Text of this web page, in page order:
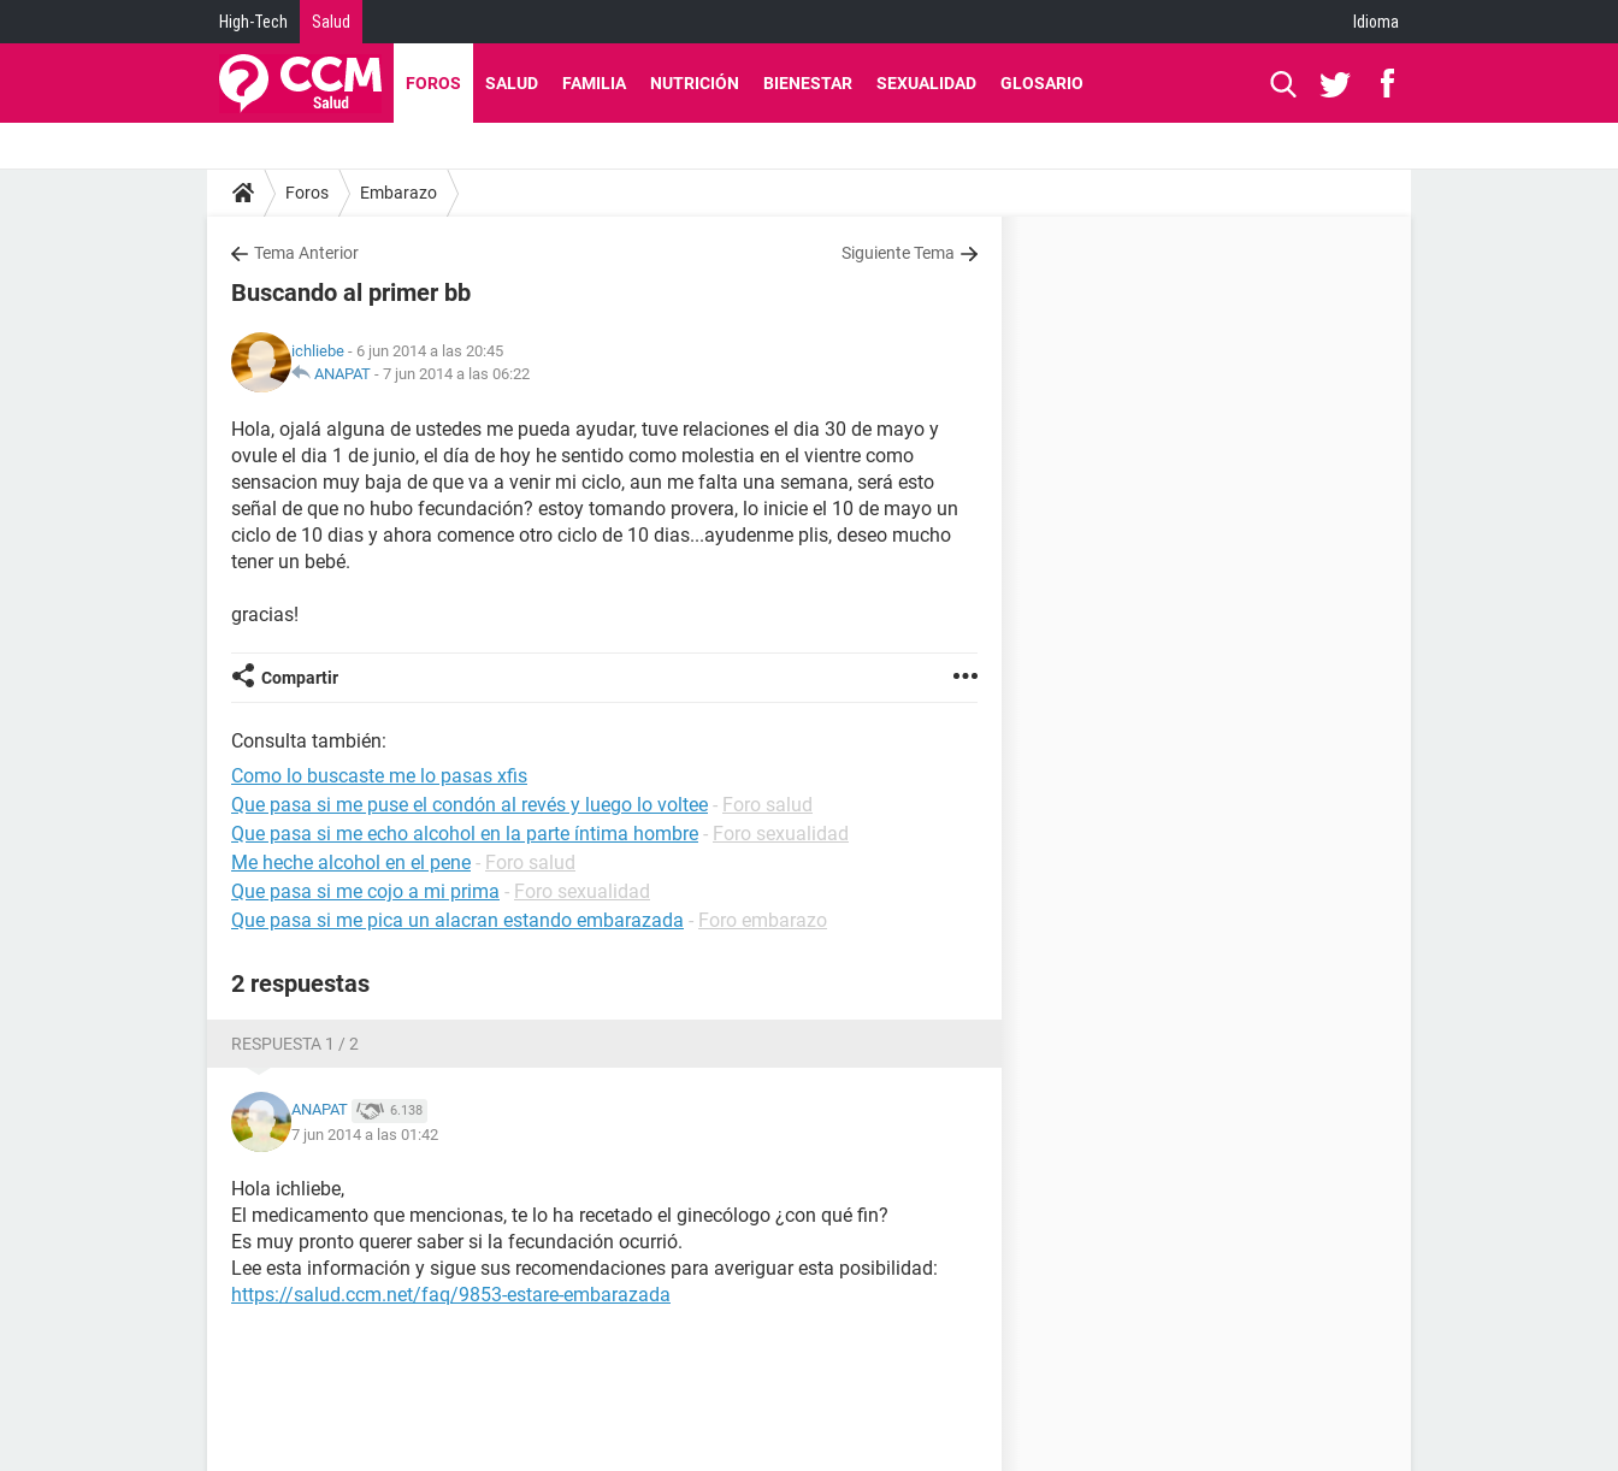
High-Tech Salud Idioma
FOROS SALUD FAMILIA NUTRICIÓN BIENESTAR SEXUALIDAD GLOSARIO
Foros Embarazo
Tema Anterior Siguiente Tema
Buscando al primer bb
ichliebe - 6 jun 2014 a las 20:45
ANAPAT - 7 jun 2014 a las 06:22
Hola, ojalá alguna de ustedes me pueda ayudar, tuve relaciones el dia 30 de mayo y
ovule el dia 1 de junio, el día de hoy he sentido como molestia en el vientre como
sensacion muy baja de que va a venir mi ciclo, aun me falta una semana, será esto
señal de que no hubo fecundación? estoy tomando provera, lo inicie el 10 de mayo un
ciclo de 10 dias y ahora comence otro ciclo de 10 dias...ayudenme plis, deseo mucho
tener un bebé.
gracias!
Compartir
Consulta también:
Como lo buscaste me lo pasas xfis
Que pasa si me puse el condón al revés y luego lo voltee - Foro salud
Que pasa si me echo alcohol en la parte íntima hombre - Foro sexualidad
Me heche alcohol en el pene - Foro salud
Que pasa si me cojo a mi prima - Foro sexualidad
Que pasa si me pica un alacran estando embarazada - Foro embarazo
2 respuestas
RESPUESTA 1 / 2
ANAPAT 6.138
7 jun 2014 a las 01:42
Hola ichliebe,
El medicamento que mencionas, te lo ha recetado el ginecólogo ¿con qué fin?
Es muy pronto querer saber si la fecundación ocurrió.
Lee esta información y sigue sus recomendaciones para averiguar esta posibilidad:
https://salud.ccm.net/faq/9853-estare-embarazada